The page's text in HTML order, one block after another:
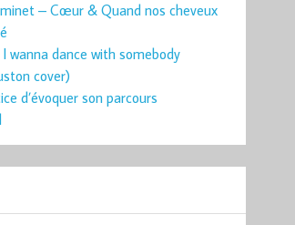
– Cœur & Quand nos cheveux
wanna dance with somebody
cover)
d’évoquer son parcours